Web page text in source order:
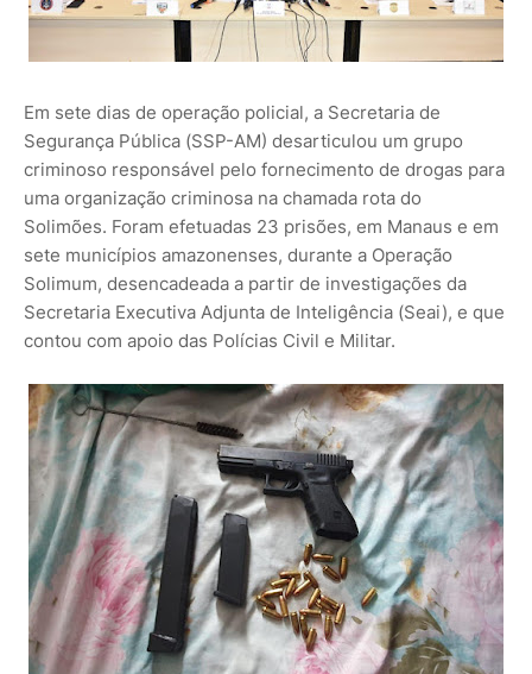
Em sete dias de operação policial, a Secretaria de
Segurança Pública (SSP-AM) desarticulou um grupo
criminoso responsável pelo fornecimento de drogas para
uma organização criminosa na chamada rota do
Solimões. Foram efetuadas 23 prisões, em Manaus e em
sete municípios amazonenses, durante a Operação
Solimum, desencadeada a partir de investigações da
Secretaria Executiva Adjunta de Inteligência (Seai), e que
contou com apoio das Polícias Civil e Militar.